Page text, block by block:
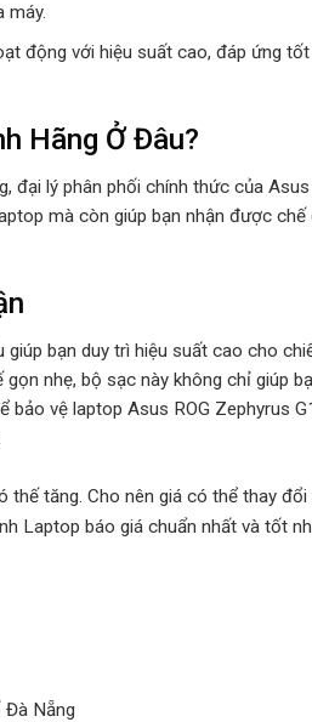
máy.
động với hiệu suất cao, đáp ứng
Hãng Ở Đâu?
đại lý phân phối chính thức của
mà còn giúp bạn nhận được chế
giúp bạn duy trì hiệu suất cao cho
nhẹ, bộ sạc này không chỉ giúp
vệ laptop Asus ROG Zephyrus
tăng. Cho nên giá có thể thay đổi
Laptop báo giá chuẩn nhất và tốt
Đà Nẵng